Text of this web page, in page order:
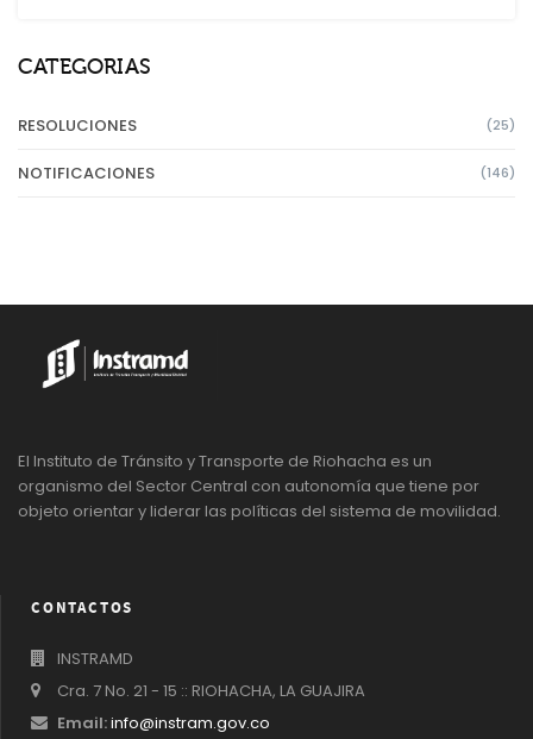
CATEGORIAS
(25)
RESOLUCIONES
(146)
NOTIFICACIONES
El Instituto de Tránsito y Transporte de Riohacha es un
organismo del Sector Central con autonomía que tiene por
objeto orientar y liderar las políticas del sistema de movilidad.
CONTACTOS
INSTRAMD
Cra. 7 No. 21 - 15 :: RIOHACHA, LA GUAJIRA
Email:info@instram.gov.co